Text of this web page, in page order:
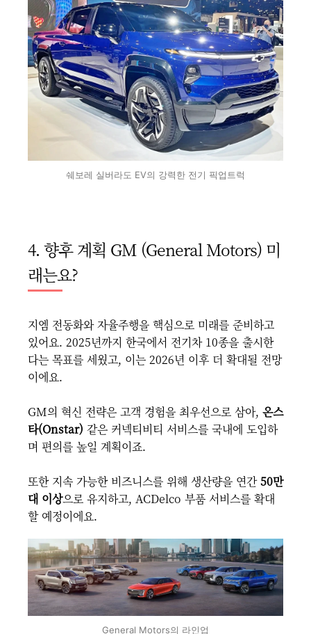
쉐보레 실버라도 EV의 강력한 전기 픽업트럭
4. 향후 계획 GM (General Motors) 미
래는요?
지엠 전동화와 자율주행을 핵심으로 미래를 준비하고
있어요. 2025년까지 한국에서 전기차 10종을 출시한
다는 목표를 세웠고, 이는 2026년 이후 더 확대될 전망
이에요.
GM의 혁신 전략은 고객 경험을 최우선으로 삼아, 온스
타(Onstar) 같은 커넥티비티 서비스를 국내에 도입하
며 편의를 높일 계획이죠.
또한 지속 가능한 비즈니스를 위해 생산량을 연간50만
대 이상으로 유지하고, ACDelco 부품 서비스를 확대
할 예정이에요.
General Motors의 라인업